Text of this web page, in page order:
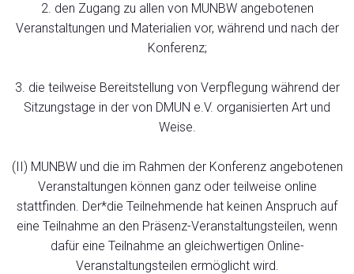
2. den Zugang zu allen von MUNBW angebotenen
Veranstaltungen und Materialien vor, während und nach der
Konferenz;
3. die teilweise Bereitstellung von Verpflegung während der
Sitzungstage in der von DMUN e.V. organisierten Art und
Weise.
(II) MUNBW und die im Rahmen der Konferenz angebotenen
Veranstaltungen können ganz oder teilweise online
stattfinden. Der*die Teilnehmende hat keinen Anspruch auf
eine Teilnahme an den Präsenz-Veranstaltungsteilen, wenn
dafür eine Teilnahme an gleichwertigen Online-
Veranstaltungsteilen ermöglicht wird.